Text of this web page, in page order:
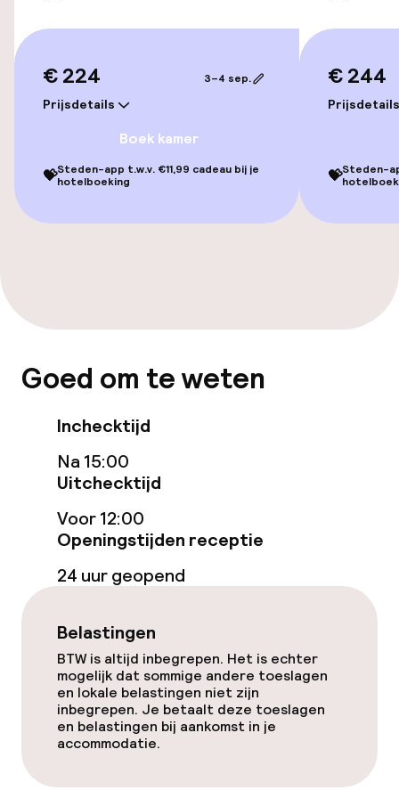
Kamers
Voor toegankelijkheid
geoptimaliseerde kamers beschikbaar
Zwemmen & wellness
Hot tub
Entertainment
Gratis wifi
Eet- en drinkgelegenheden
Restaurant
Bar
Eet- en drinkdiensten
Ontbijtbuffet
Diner à la carte
Schoonmaakvoorzieningen
€ 224
Prijsdetails
3–4 sep.
Boek kamer
💝Steden-app t.w.v. €11,99 cadeau bij je
hotelboeking
€ 244
Prijsdetails
💝Steden-
Goed om te weten
Inchecktijd
Na 15:00
Uitchecktijd
Voor 12:00
Openingstijden receptie
24 uur geopend
Belastingen
BTW is altijd inbegrepen. Het is echter
mogelijk dat sommige andere toeslagen
en lokale belastingen niet zijn
inbegrepen. Je betaalt deze toeslagen
en belastingen bij aankomst in je
accommodatie.